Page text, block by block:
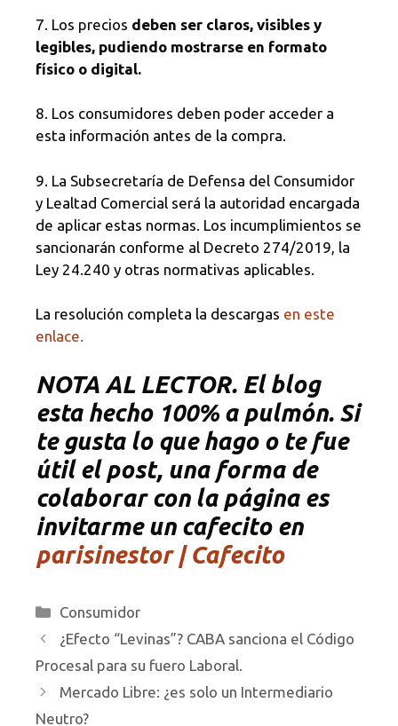
7. Los precios deben ser claros, visibles y
legibles, pudiendo mostrarse en formato
físico o digital.
8. Los consumidores deben poder acceder a
esta información antes de la compra.
9. La Subsecretaría de Defensa del Consumidor
y Lealtad Comercial será la autoridad encargada
de aplicar estas normas. Los incumplimientos se
sancionarán conforme al Decreto 274/2019, la
Ley 24.240 y otras normativas aplicables.
La resolución completa la descargas en este
enlace.
NOTA AL LECTOR. El blog
esta hecho 100% a pulmón. Si
te gusta lo que hago o te fue
útil el post, una forma de
colaborar con la página es
invitarme un cafecito en
parisinestor | Cafecito
Categorías
Consumidor
¿Efecto “Levinas”? CABA sanciona el Código
Procesal para su fuero Laboral.
Mercado Libre: ¿es solo un Intermediario
Neutro?